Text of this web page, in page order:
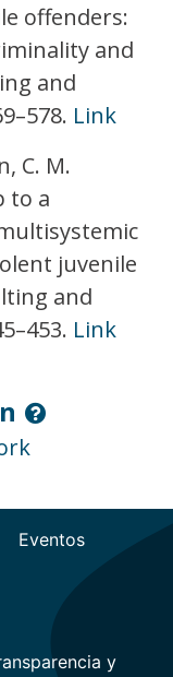
offenders:
and
and
Link
C. M.
to a
juvenile
and
Link